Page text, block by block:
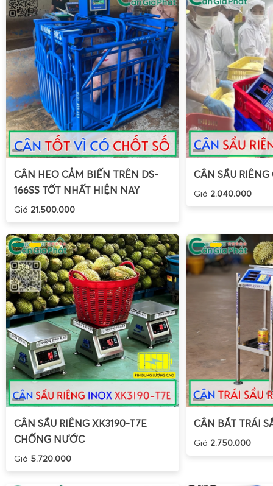
CÂN HEO CẢM BIẾN TRÊN DS-
166SS TỐT NHẤT HIỆN NAY
Giá 21.500.000
CÂN SẦU
Giá 2.040.000
CÂN SẦU RIÊNG XK3190-T7E
CHỐNG NƯỚC
Giá 5.720.000
CÂN BẮT TRÁI
Giá 2.750.000